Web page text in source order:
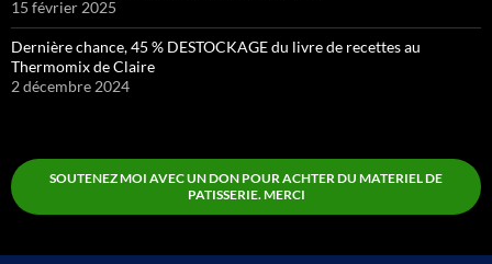
15 février 2025
Dernière chance, 45 % DESTOCKAGE du livre de recettes au
Thermomix de Claire
2 décembre 2024
SOUTENEZ MOI AVEC UN DON POUR ACHTER DU MATERIEL DE
PATISSERIE. MERCI